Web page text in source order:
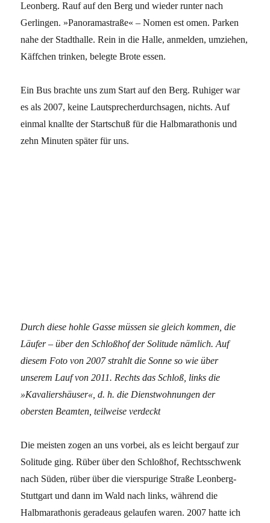
Leonberg. Rauf auf den Berg und wieder runter nach
Gerlingen. »Panoramastraße« – Nomen est omen. Parken
nahe der Stadthalle. Rein in die Halle, anmelden, umziehen,
Käffchen trinken, belegte Brote essen.
Ein Bus brachte uns zum Start auf den Berg. Ruhiger war
es als 2007, keine Lautsprecherdurchsagen, nichts. Auf
einmal knallte der Startschuß für die Halbmarathonis und
zehn Minuten später für uns.
Durch diese hohle Gasse müssen sie gleich kommen, die
Läufer – über den Schloßhof der Solitude nämlich. Auf
diesem Foto von 2007 strahlt die Sonne so wie über
unserem Lauf von 2011. Rechts das Schloß, links die
»Kavaliershäuser«, d. h. die Dienstwohnungen der
obersten Beamten, teilweise verdeckt
Die meisten zogen an uns vorbei, als es leicht bergauf zur
Solitude ging. Rüber über den Schloßhof, Rechtsschwenk
nach Süden, rüber über die vierspurige Straße Leonberg-
Stuttgart und dann im Wald nach links, während die
Halbmarathonis geradeaus gelaufen waren. 2007 hatte ich